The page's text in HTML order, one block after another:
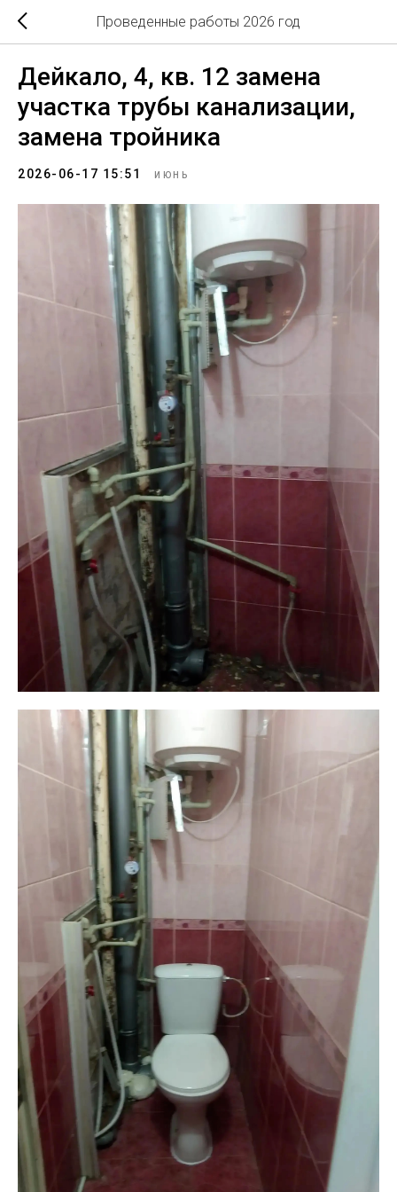
Проведенные работы 2026 год
Дейкало, 4, кв. 12 замена
участка трубы канализации,
замена тройника
2026-06-17 15:51 ИЮНЬ